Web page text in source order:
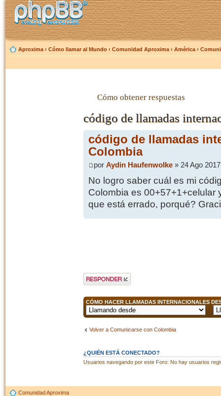
Aproxima ‹ Cómo llamar al Mundo ‹ Comunidad Aproxima ‹ América ‹
Cómo obtener respuestas
código de llamadas
código de llamadas
Colombia
por Aydin Haufenwolke» 24 Ago
No logro saber cuál es mi
Colombia es 00+57+1+celular
que está errado, porqué?
Publicar una
respuesta
CÓMO HACER LLAMADAS INTERNACIONALES
Volver a Comunicarse con Colombia
¿QUIÉN ESTÁ CONECTADO?
Usuarios navegando por este Foro: No hay usuarios
Comunidad Aproxima